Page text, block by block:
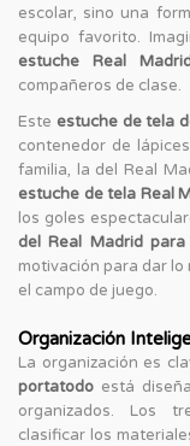
escolar, sino una
equipo favorito.
estuche Real
compañeros de clase.
Este estuche de tela
contenedor de
familia, la del Real
estuche de tela Real
los goles
del Real Madrid
motivación para dar lo
el campo de juego.
Organización
La organización es
portatodo está
organizados. Los
clasificar los